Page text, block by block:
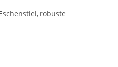
robuste